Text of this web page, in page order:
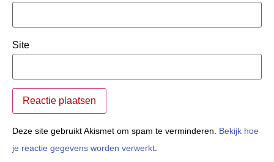
Site
Deze site gebruikt Akismet om spam te verminderen. Bekijk hoe
je reactie gegevens worden verwerkt.